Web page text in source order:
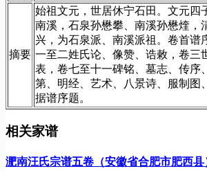
摘要
始祖文元，世居休宁石田。文元四
南溪，石泉孙懋攀、南溪孙懋煃，
兴，为石泉派、南溪派祖。卷首谱
一至二姓氏论、像赞、诰敕，卷三
表，卷七至十一碑铭、墓志、传序
第、明经、艺术、八景诗、服制图
据谱序题。
相关家谱
淝南汪氏宗谱五卷（安徽省合肥市肥西县